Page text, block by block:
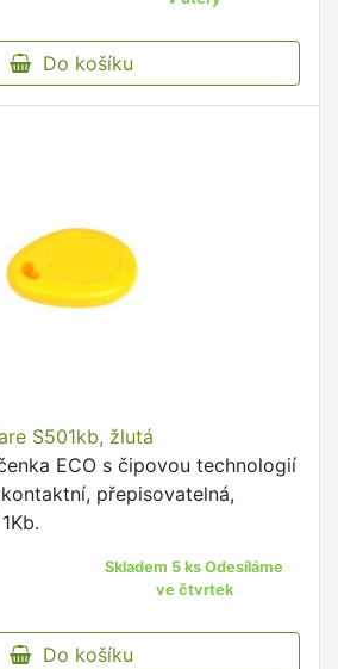
Do košíku
S501kb, žlutá
ECO s čipovou technologií
přepisovatelná,
Skladem 5 ks Odesíláme
ve čtvrtek
Do košíku